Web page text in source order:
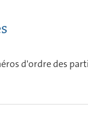
d'ordre des